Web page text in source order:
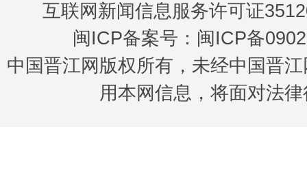
互联网新闻信息服务许可证
闽ICP备案号：闽ICP备
中国晋江网版权所有，未经中国晋
用本网信息，将面对法